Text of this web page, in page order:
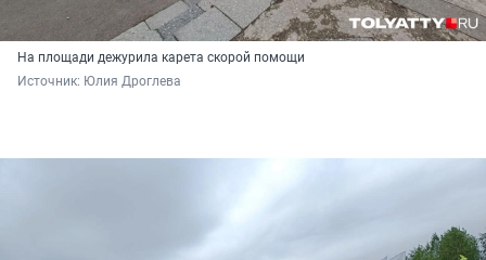
На площади дежурила карета скорой помощи
Источник: Юлия Дроглева